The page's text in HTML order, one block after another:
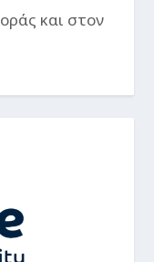
και στον